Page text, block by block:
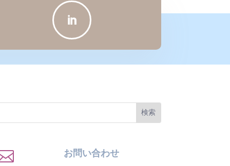

お問い合わせ